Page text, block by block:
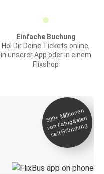
Einfache Buchung
Hol Dir Deine Tickets online,
in unserer App oder in einem
Flixshop
500+
Millionen
von Fahrgästen
seit
Gründung